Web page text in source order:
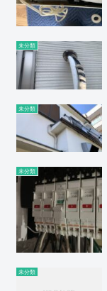
未分類
未分類
未分類
未分類